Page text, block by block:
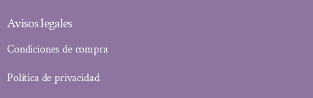
Avisos legales
Condiciones de compra
Política de privacidad